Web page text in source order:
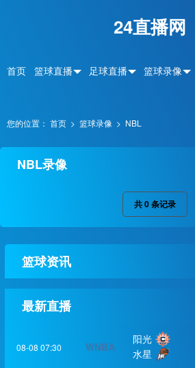
24直播网
首页 篮球直播 足球直播 篮球录像
您的位置： 首页 > 篮球录像 > NBL
NBL录像
共0条记录
篮球资讯
最新直播
08-08 07:30 WNBA
阳光
水星